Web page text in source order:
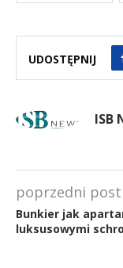
UDOSTĘPNIJ
ISB
poprzedni post
Bunkier jak
luksusowymi